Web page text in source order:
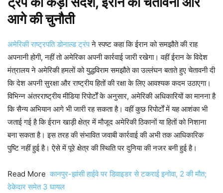
आगे की चुनौती
अमेरिकी राष्ट्रपति डोनाल्ड ट्रंपने स्पष्ट कहा कि ईरान को समझौते की राह
अपनानी होगी, नहीं तो अमेरिका अपनी कार्रवाई जारी रखेगा। वहीं ईरान के विदेश
मंत्रालय ने अमेरिकी हमलों को युद्धविराम समझौते का उल्लंघन बताते हुए चेतावनी दी
कि देश अपनी सुरक्षा और राष्ट्रीय हितों की रक्षा के लिए आवश्यक कदम उठाएगा।
विभिन्न अंतरराष्ट्रीय मीडिया रिपोर्टों के अनुसार, अमेरिकी अधिकारियों का मानना है
कि सैन्य अभियान आगे भी जारी रह सकता है। वहीं कुछ रिपोर्टों में यह आशंका भी
जताई गई है कि ईरान खाड़ी क्षेत्र में मौजूद अमेरिकी ठिकानों या हितों को निशाना
बना सकता है। इस तरह की संभावित जवाबी कार्रवाई की अभी तक आधिकारिक
पुष्टि नहीं हुई है। ऐसे में पूरे क्षेत्र की स्थिति पर दुनिया की नजर बनी हुई है।
Read Moreकानपुर-झांसी हाईवे पर डिवाइडर से टकराई इनोवा, 2 की मौत;
ठेकेदार समेत 3 घायल